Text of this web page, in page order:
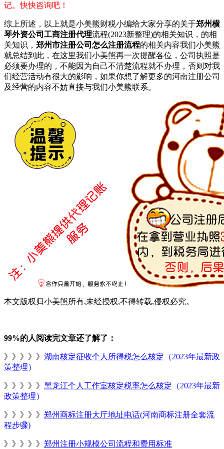
记。快快咨询吧！
综上所述，以上就是小美熊财税小编给大家分享的关于郑州横
琴外资公司工商注册代理流程(2023新整理)的相关知识，的相
关知识， 郑州市注册公司怎么注册流程的相关内容我们小美熊
就总结到此，在这里我们小美熊再一次提醒各位，公司执照是
必须要办理的，不能因为自己不清楚流程就不办理，否则对我
们经营活动有很大的影响，如果你想了解更多的河南注册公司
及经营的内容不妨直接与我们小美熊联系。
本文版权归小美熊所有,未经授权,不得转载,侵权必究。
99%的人阅读完文章还了解了：
》》》》》 湖南核定征收个人所得税怎么核定 （2023年最新政
策整理）
》》》》》 黑龙江个人工作室核定税率怎么核定 （2023年最新
政策整理）
》》》》》 郑州商标注册大厅地址电话(河南商标注册全套流
程步骤)
》》》》》 郑州注册小规模公司流程和费用标准